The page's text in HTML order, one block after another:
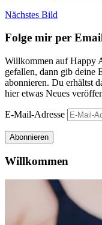
Nächstes Bild
Folge mir per
Willkommen auf Happy
gefallen, dann gib deine
abonnieren. Du erhältst
hier etwas Neues
E-Mail-Adresse
Abonnieren
Willkommen